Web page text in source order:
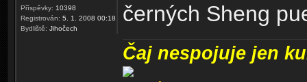
Příspěvky: 10398
Registrován: 5. 1. 2008 00:18
Bydliště: Jihočech
černých Sheng
Čaj nespojuje jen